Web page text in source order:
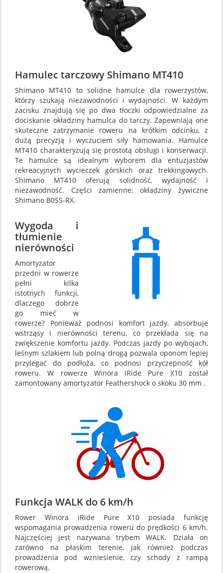
Hamulec tarczowy Shimano MT410
Shimano MT410 to solidne hamulce dla rowerzystów,
którzy szukają niezawodności i wydajności. W każdym
zacisku znajdują się po dwa tłoczki odpowiedzialne za
dociskanie okładziny hamulca do tarczy. Zapewniają one
skuteczne zatrzymanie roweru na krótkim odcinku, z
dużą precyzją i wyczuciem siły hamowania. Hamulce
MT410 charakteryzują się prostotą obsługi i konserwacji.
Te hamulce są idealnym wyborem dla entuzjastów
rekreacyjnych wycieczek górskich oraz trekkingowych.
Shimano MT410 oferują solidność, wydajność i
niezawodność. Części zamienne: okładziny żywiczne
Shimano B05S-RX.
Wygoda i
tłumienie
nierówności
Amortyzator
przedni w rowerze
pełni kilka
istotnych funkcji,
dlaczego dobrze
go mieć w
rowerze? Ponieważ podnosi komfort jazdy, absorbuje
wstrząsy i nierówności terenu, co przekłada się na
zwiększenie komfortu jazdy. Podczas jazdy po wybojach,
leśnym szlakiem lub polną drogą pozwala oponom lepiej
przylegać do podłoża, co podnosi przyczepność kół
roweru. W rowerze Winora iRide Pure X10 został
zamontowany amortyzator Feathershock o skoku 30 mm .
Funkcja WALK do 6 km/h
Rower Winora iRide Pure X10 posiada funkcję
wspomagania prowadzenia roweru do prędkości 6 km/h.
Najczęściej jest nazywana trybem WALK. Działa on
zarówno na płaskim terenie, jak również podczas
prowadzenia pod wzniesienie, czy schody z rampą
rowerową.